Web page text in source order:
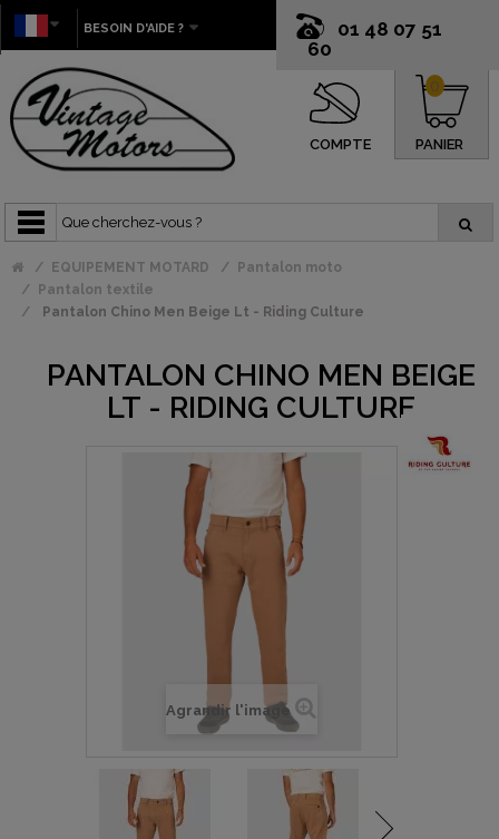
01 48 07 51
60
BESOIN D'AIDE ?
COMPTE PANIER
0
EQUIPEMENT MOTARD
Pantalon moto
Pantalon textile
Pantalon Chino Men Beige Lt - Riding Culture
PANTALON CHINO MEN BEIGE
LT - RIDING CULTURE
Agrandir l'image